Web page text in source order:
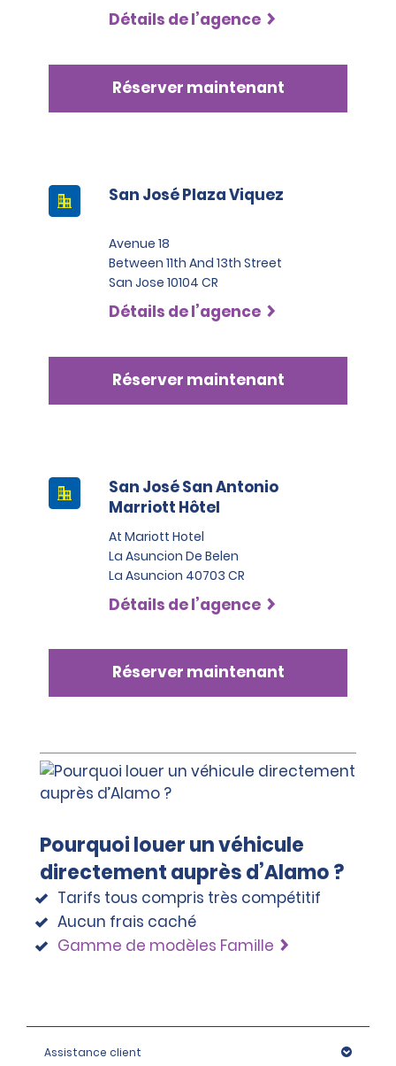
Détails de l’agence
Réserver maintenant
San José Plaza Viquez
Avenue 18
Between 11th And 13th Street
San Jose 10104 CR
Détails de l’agence
Réserver maintenant
San José San Antonio
Marriott Hôtel
At Mariott Hotel
La Asuncion De Belen
La Asuncion 40703 CR
Détails de l’agence
Réserver maintenant
Pourquoi louer un véhicule
directement auprès d’Alamo ?
Tarifs tous compris très compétitif
Aucun frais caché
Gamme de modèles Famille
Assistance client